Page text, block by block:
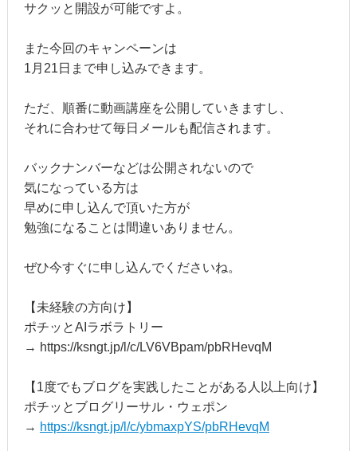
サクッと開設が可能ですよ。
また今回のキャンペーンは
1月21日まで申し込みできます。
ただ、順番に動画講座を公開していきますし、
それに合わせて毎日メールも配信されます。
バックナンバーなどは公開されないので
気になっている方は
早めに申し込んで頂いた方が
勉強になることは間違いありません。
ぜひ今すぐに申し込んでくださいね。
【未経験の方向け】
ポチッとAIラボラトリー
→ https://ksngt.jp/l/c/LV6VBpam/pbRHevqM
【1度でもブログを実践したことがある人以上向け】
ポチッとブログリーサル・ウェポン
→ https://ksngt.jp/l/c/ybmaxpYS/pbRHevqM